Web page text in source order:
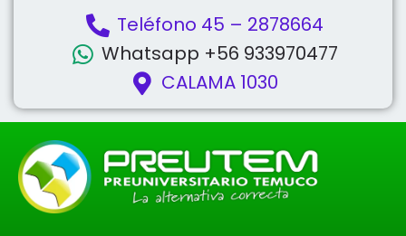
Teléfono 45 – 2878664
Whatsapp +56 933970477
CALAMA 1030